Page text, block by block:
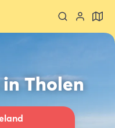
Tholen